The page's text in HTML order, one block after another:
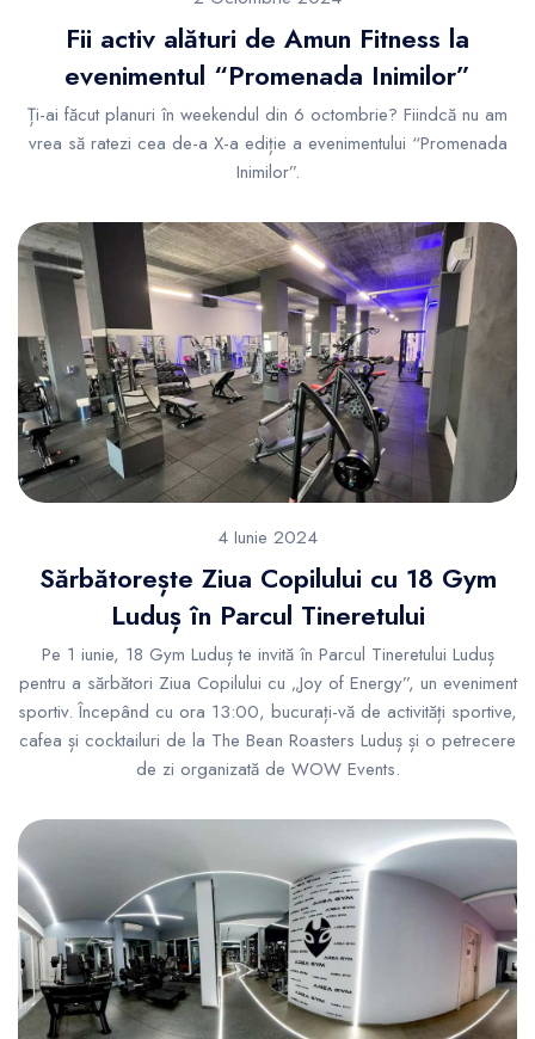
Fii activ alături de Amun Fitness la
evenimentul “Promenada Inimilor”
Ți-ai făcut planuri în weekendul din 6 octombrie? Fiindcă nu am
vrea să ratezi cea de-a X-a ediție a evenimentului “Promenada
Inimilor”.
4 Iunie 2024
Sărbătorește Ziua Copilului cu 18 Gym
Luduș în Parcul Tineretului
Pe 1 iunie, 18 Gym Luduș te invită în Parcul Tineretului Luduș
pentru a sărbători Ziua Copilului cu „Joy of Energy”, un eveniment
sportiv. Începând cu ora 13:00, bucurați-vă de activități sportive,
cafea și cocktailuri de la The Bean Roasters Luduș și o petrecere
de zi organizată de WOW Events.